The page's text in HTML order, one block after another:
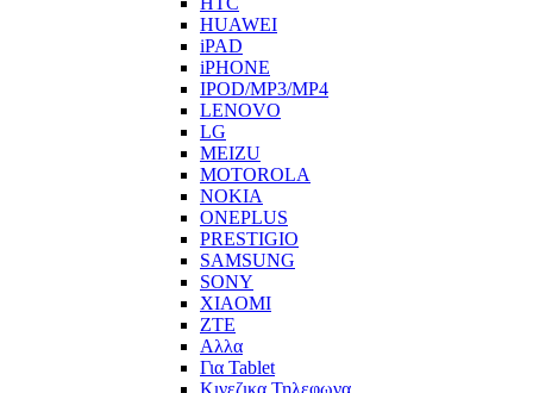
HUAWEI
iPAD
iPHONE
IPOD/MP3/MP4
LENOVO
LG
MEIZU
MOTOROLA
NOKIA
ONEPLUS
PRESTIGIO
SAMSUNG
SONY
XIAOMI
ZTE
Αλλα
Για Tablet
Κινεζικα Τηλεφωνα